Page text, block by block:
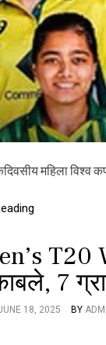
महिला
T20
7
18, 2025 BY